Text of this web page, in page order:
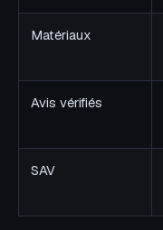
Matériaux
Avis vérifiés
SAV